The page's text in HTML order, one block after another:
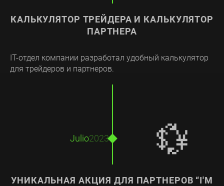
КАЛЬКУЛЯТОР ТРЕЙДЕРА И КАЛЬКУЛЯТОР
ПАРТНЕРА
IT-отдел компании разработал удобный калькулятор
для трейдеров и партнеров.
УНИКАЛЬНАЯ АКЦИЯ ДЛЯ ПАРТНЕРОВ “I'M
Julio2023 💱